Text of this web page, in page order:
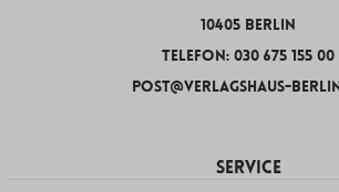
10405 Berlin
Telefon: 030 675 155 00
post@verlagshaus-
SERVICE